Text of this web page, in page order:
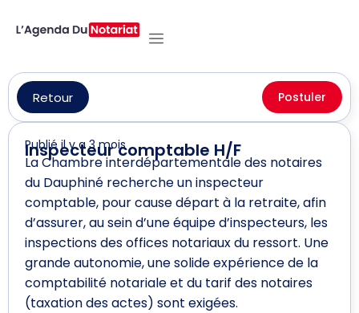
Retour Postuler
Inspecteur comptable H/F
Publié il y a 3 mois
La Chambre interdépartementale des notaires
du Dauphiné recherche un inspecteur
comptable, pour cause départ à la retraite, afin
d’assurer, au sein d’une équipe d’inspecteurs, les
inspections des offices notariaux du ressort. Une
grande autonomie, une solide expérience de la
comptabilité notariale et du tarif des notaires
(taxation des actes) sont exigées.